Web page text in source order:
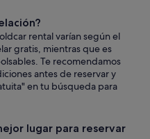
rental varían según el
gratis, mientras que es
Te recomendamos
antes de reservar y
en tu búsqueda para
lugar para reservar